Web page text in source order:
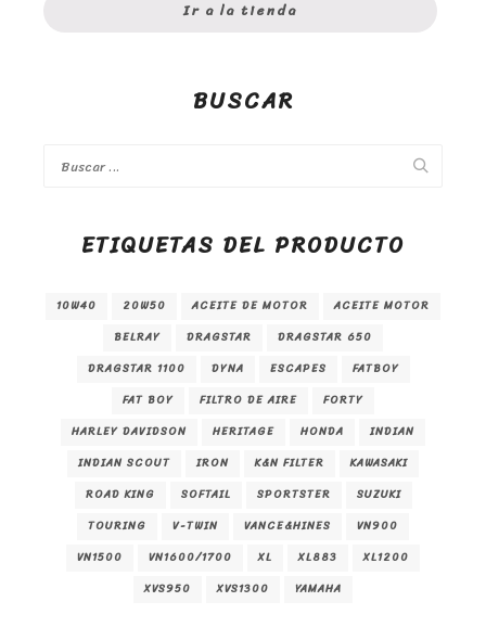
Ir a la tienda
BUSCAR
ETIQUETAS DEL PRODUCTO
10W40 20W50 ACEITE DE MOTOR
ACEITE MOTOR
BELRAY
DRAGSTAR
DRAGSTAR 650
DRAGSTAR 1100
DYNA ESCAPES
FATBOY
FAT BOY
FILTRO DE AIRE
FORTY
HARLEY DAVIDSON
HERITAGE HONDA
INDIAN
INDIAN SCOUT
IRON K&N FILTER
KAWASAKI
ROAD KING
SOFTAIL SPORTSTER
SUZUKI
TOURING
V-TWIN VANCE&HINES
VN900
VN1500
VN1600/1700 XL XL883
XL1200
XVS950
XVS1300 YAMAHA